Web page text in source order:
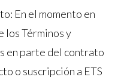
En el momento en
los Términos y
en parte del contrato
o suscripción a ETS